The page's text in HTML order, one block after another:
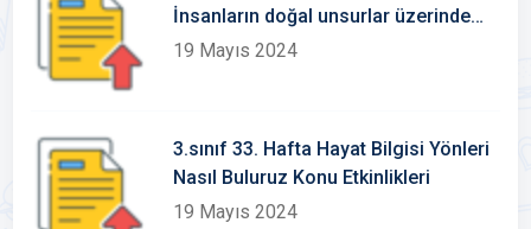
İnsanların doğal unsurlar üzerinde
ekileri Konu Etkinlikleri
19 Mayıs 2024
3.sınıf 33. Hafta Hayat Bilgisi Yönleri
Nasıl Buluruz Konu Etkinlikleri
19 Mayıs 2024